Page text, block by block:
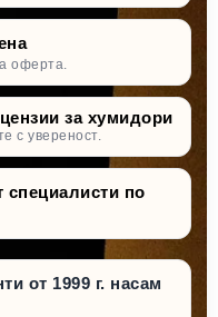
оферта.
за хумидори
с увереност.
специалисти по
от 1999 г. насам